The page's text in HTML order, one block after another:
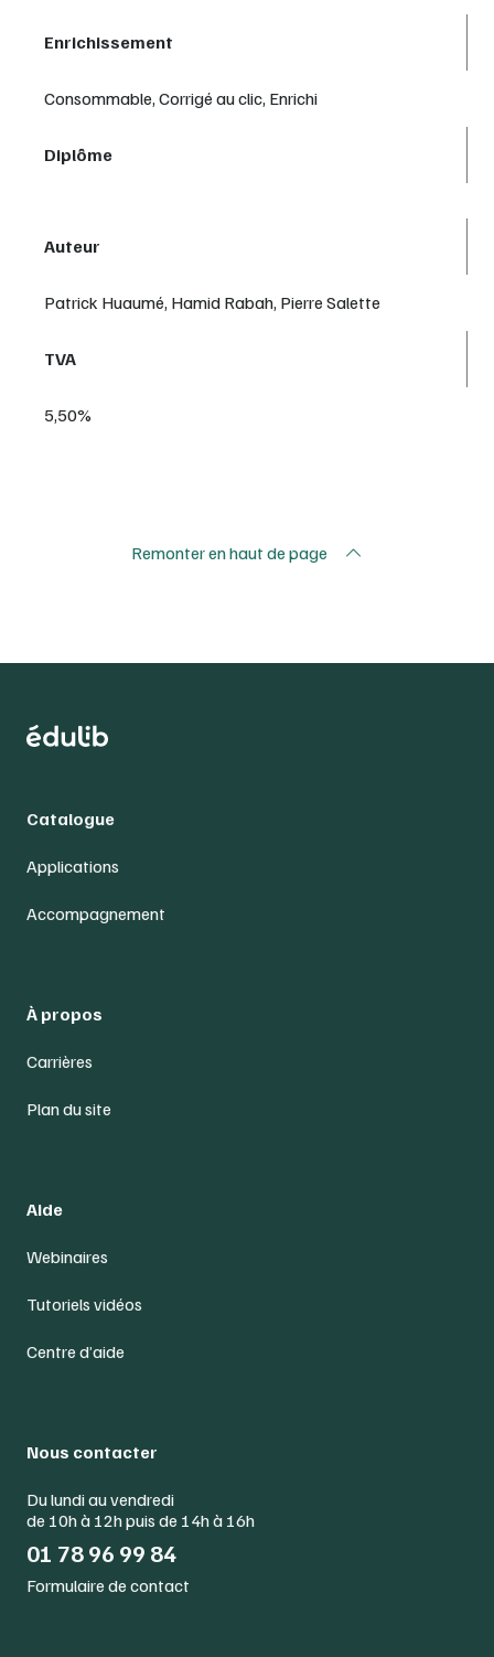
Enrichissement
Consommable, Corrigé au clic, Enrichi
Diplôme
Auteur
Patrick Huaumé, Hamid Rabah, Pierre Salette
TVA
5,50%
Remonter en haut de page
Catalogue
Applications
Accompagnement
À propos
Carrières
Plan du site
Aide
Webinaires
Tutoriels vidéos
Centre d’aide
Nous contacter
Du lundi au vendredi
de 10h à 12h puis de 14h à 16h
01 78 96 99 84
Formulaire de contact